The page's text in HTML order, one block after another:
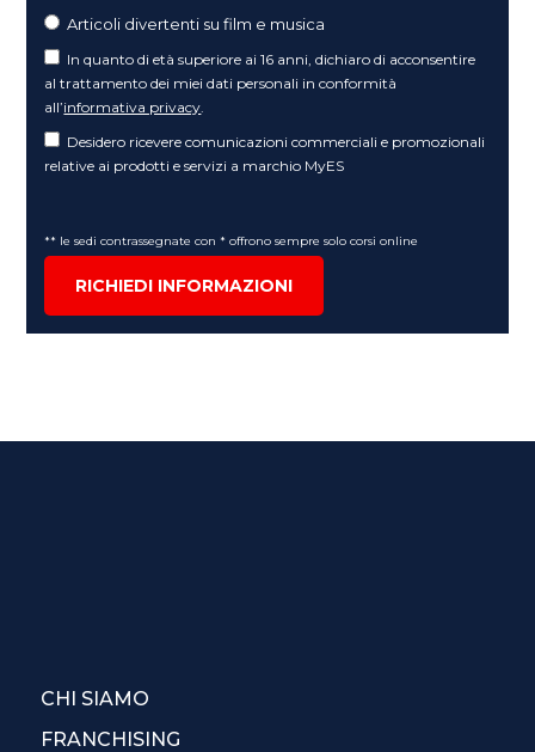
Articoli divertenti su film e musica
In quanto di età superiore ai 16 anni, dichiaro di acconsentire
al trattamento dei miei dati personali in conformità
all’informativa privacy
Desidero ricevere comunicazioni commerciali e promozionali
relative ai prodotti e servizi a marchio MyES
** le sedi contrassegnate con * offrono sempre solo corsi online
RICHIEDI INFORMAZIONI
CHI SIAMO
FRANCHISING